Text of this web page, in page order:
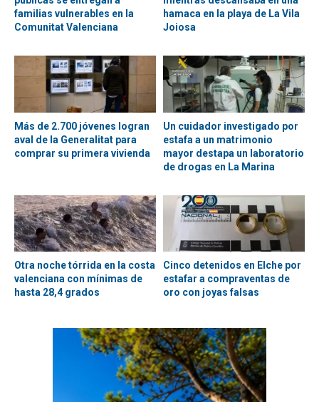
familias vulnerables en la
Comunitat Valenciana
hamaca en la playa de La Vila
Joiosa
Más de 2.700 jóvenes logran
aval de la Generalitat para
comprar su primera vivienda
Un cuidador investigado por
estafa a un matrimonio
mayor destapa un laboratorio
de drogas en La Marina
Otra noche tórrida en la costa
valenciana con mínimas de
hasta 28,4 grados
Cinco detenidos en Elche por
estafar a compraventas de
oro con joyas falsas